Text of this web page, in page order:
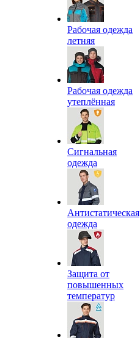
Рабочая одежда
летняя
Рабочая одежда
утеплённая
Сигнальная
одежда
Антистатическая
одежда
Защита от
повышенных
температур